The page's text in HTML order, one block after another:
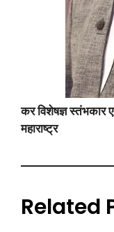
कर विशेषज्ञ स्तंभकार
महाराष्ट्र
Related